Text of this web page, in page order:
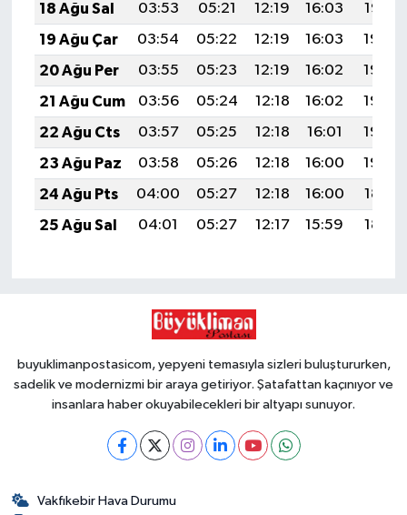
18 Ağu Sal
03:53 05:21 12:19 16:03
19:07
19 Ağu Çar
03:54 05:22 12:19 16:03
19:06
20 Ağu Per
03:55 05:23 12:19 16:02
19:04
21 Ağu Cum
03:56 05:24 12:18 16:02
19:03
22 Ağu Cts
03:57 05:25 12:18 16:01
19:02
23 Ağu Paz
03:58 05:26 12:18 16:00
19:00
24 Ağu Pts
04:00 05:27 12:18 16:00
18:59
25 Ağu Sal
04:01 05:27 12:17 15:59 18:58
buyuklimanpostasicom, yepyeni temasıyla sizleri buluştururken,
sadelik ve modernizmi bir araya getiriyor. Şatafattan kaçınıyor ve
insanlara haber okuyabilecekleri bir altyapı sunuyor.
Vakfıkebir Hava Durumu